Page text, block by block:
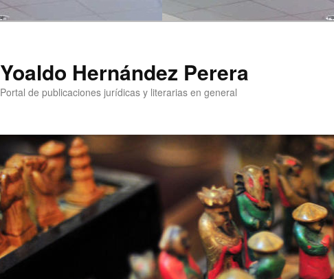
Yoaldo Hernández Perera
Portal de publicaciones jurídicas y literarias en general